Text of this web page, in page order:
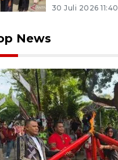
30 Juli 2026 11:40
News